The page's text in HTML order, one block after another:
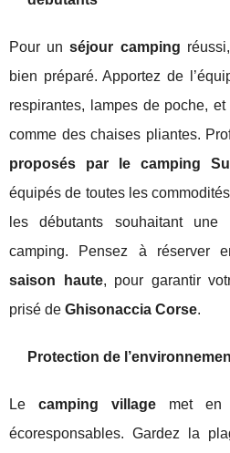
Pour unséjour camping
bien préparé. Apportez de
respirantes, lampes de poche,
comme des chaises pliantes.
proposés par le camping
équipés de toutes les
les débutants souhaitant une
camping. Pensez à réserver
saison haute, pour garantir
prisé de Ghisonaccia Corse.
Protection de
Le camping villagemet en
écoresponsables. Gardez la